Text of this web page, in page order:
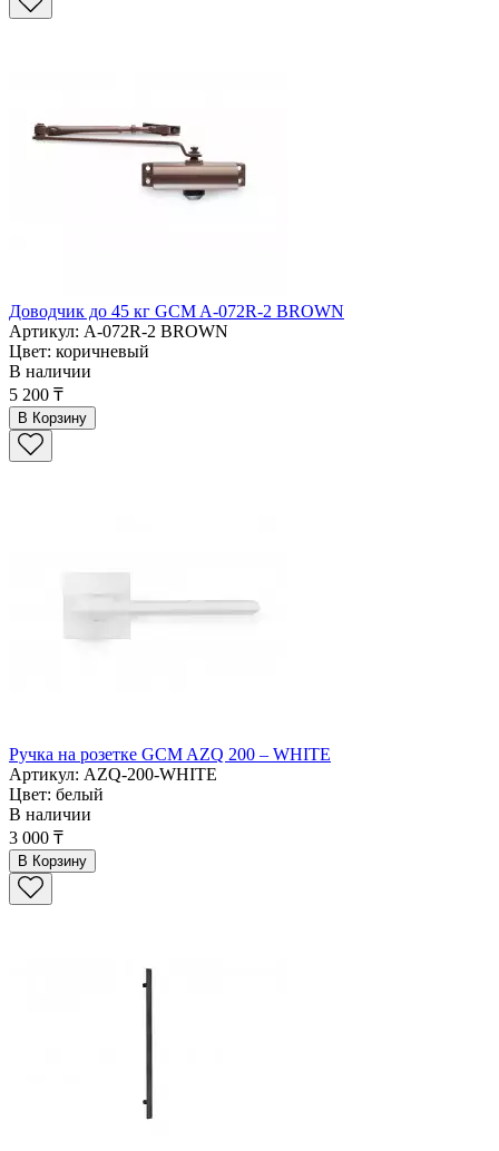
Доводчик до 45 кг GCM A-072R-2 BROWN
Артикул: A-072R-2 BROWN
Цвет: коричневый
В наличии
5 200 ₸
В Корзину
Ручка на розетке GCM AZQ 200 – WHITE
Артикул: AZQ-200-WHITE
Цвет: белый
В наличии
3 000 ₸
В Корзину